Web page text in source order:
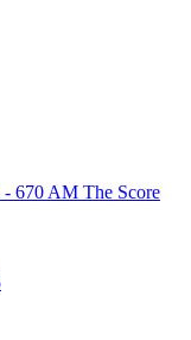
670 AM The Score